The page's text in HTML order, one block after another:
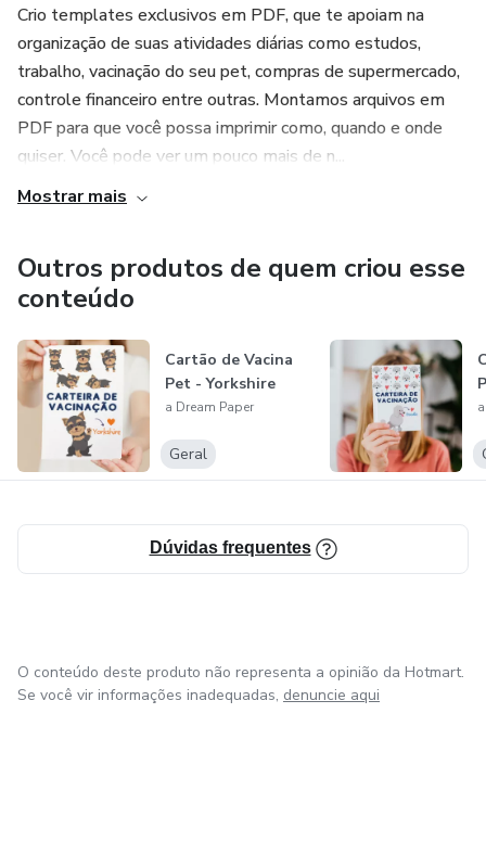
Crio templates exclusivos em PDF, que te apoiam na
organização de suas atividades diárias como estudos,
trabalho, vacinação do seu pet, compras de supermercado,
controle financeiro entre outras. Montamos arquivos em
PDF para que você possa imprimir como, quando e onde
quiser. Você pode ver um pouco mais de n...
Mostrar mais
Outros produtos de quem criou esse
conteúdo
Cartão de Vacina
Pet - Yorkshire
a Dream Paper
Geral
Dúvidas frequentes
O conteúdo deste produto não representa a opinião da Hotmart.
Se você vir informações inadequadas, denuncie aqui